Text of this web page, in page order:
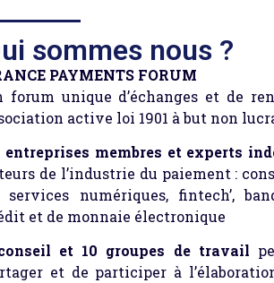
sommes nous ?
PAYMENTS FORUM
forum unique d’échanges et de
active loi 1901 à but non
entreprises membres et experts
de l’industrie du paiement :
services numériques, fintech’,
et de monnaie électronique
et 10 groupes de travail
et de participer à